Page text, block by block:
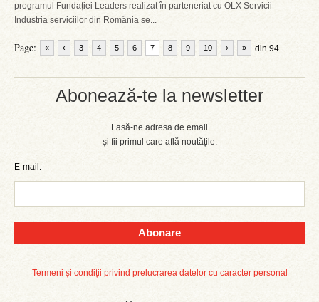
Abonează-te la newsletter
Lasă-ne adresa de email
și fii primul care află noutățile.
E-mail:
Abonare
Termeni și condiții privind prelucrarea datelor cu caracter personal
programul Fundației Leaders realizat în parteneriat cu OLX Servicii
Industria serviciilor din România se...
Page: « ‹ 3 4 5 6 7 8 9 10 din 94
› »